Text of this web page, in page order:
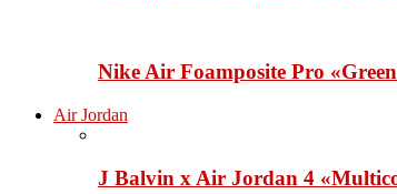
Nike Air Foamposite Pro
Air Jordan
J Balvin x Air Jordan 4